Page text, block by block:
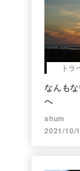
トラ
なんも
へ
shum
2021/10/